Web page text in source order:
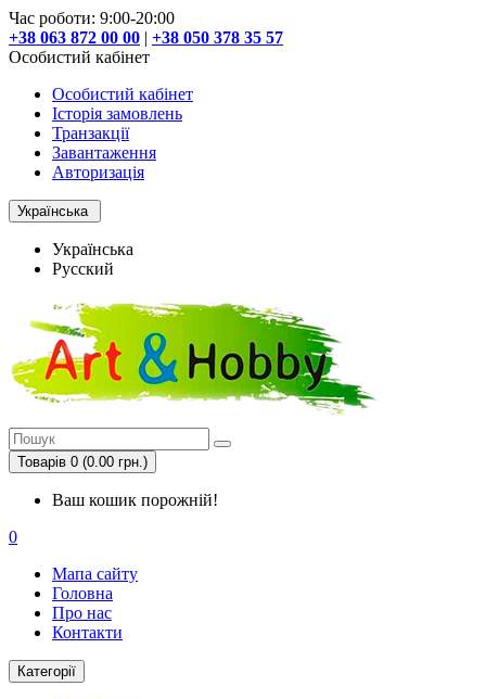
Час роботи: 9:00-20:00
+38 063 872 00 00 | +38 050 378 35 57
Особистий кабінет
Особистий кабінет
Історія замовлень
Транзакції
Завантаження
Авторизація
Українська
Українська
Русский
Товарів 0 (0.00 грн.)
Ваш кошик порожній!
0
Мапа сайту
Головна
Про нас
Контакти
Категорії